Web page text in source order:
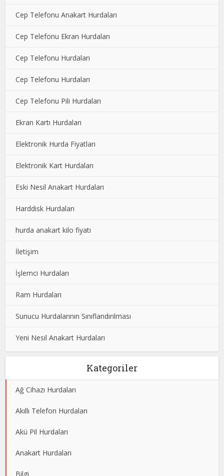
Cep Telefonu Anakart Hurdaları
Cep Telefonu Ekran Hurdaları
Cep Telefonu Hurdaları
Cep Telefonu Hurdaları
Cep Telefonu Pili Hurdaları
Ekran Kartı Hurdaları
Elektronik Hurda Fiyatları
Elektronik Kart Hurdaları
Eski Nesil Anakart Hurdaları
Harddisk Hurdaları
hurda anakart kilo fiyatı
İletişim
İşlemci Hurdaları
Ram Hurdaları
Sunucu Hurdalarının Sınıflandırılması
Yeni Nesil Anakart Hurdaları
Kategoriler
Ağ Cihazı Hurdaları
Akıllı Telefon Hurdaları
Akü Pil Hurdaları
Anakart Hurdaları
Bilgi